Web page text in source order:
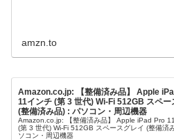
amzn.to
Amazon.co.jp: 【整備済み品】 Apple
11インチ (第 3 世代) Wi-Fi 512GB スペー
(整備済み品) : パソコン・周辺機器
Amazon.co.jp: 【整備済み品】 Apple iPad Pro
(第 3 世代) Wi-Fi 512GB スペースグレイ (整備済
ソコン・周辺機器